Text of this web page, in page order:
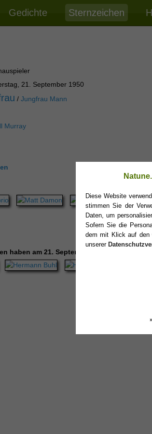
Gedichte Sternzeichen
21. September 1950
/ Jungfrau Mann
Murray
haben am 21. September Geburtstag?
Diese Website
stimmen Sie der
Daten, um
Sofern Sie die
dem mit Klick auf den
unserer